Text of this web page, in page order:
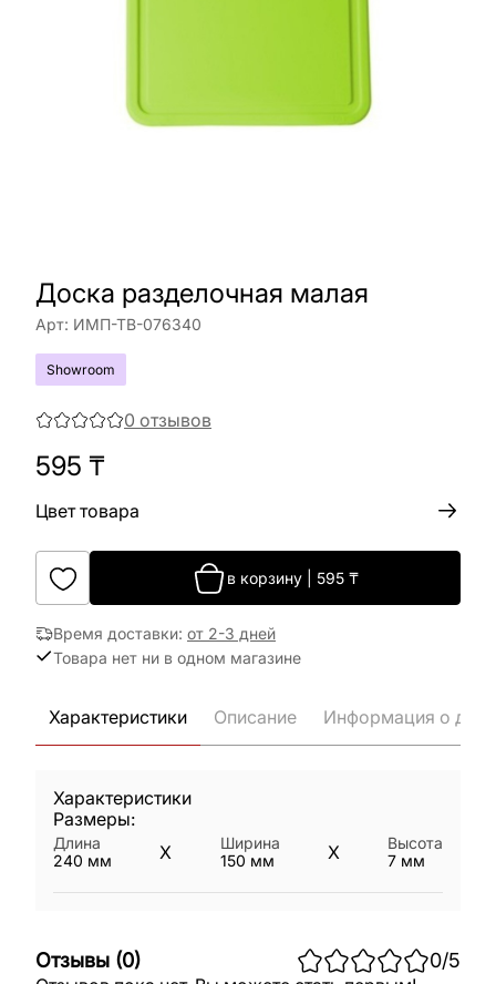
Доска разделочная малая
Арт: ИМП-ТВ-076340
Showroom
0 отзывов
595 ₸
Цвет товара
в корзину 595 ₸
Время доставки: от 2-3 дней
Товара нет ни в одном магазине
Характеристики Описание Информация о
Характеристики
Размеры:
Длина
240 мм X
Ширина
150 мм X
Высота
7 мм
Отзывы (0) 0/5